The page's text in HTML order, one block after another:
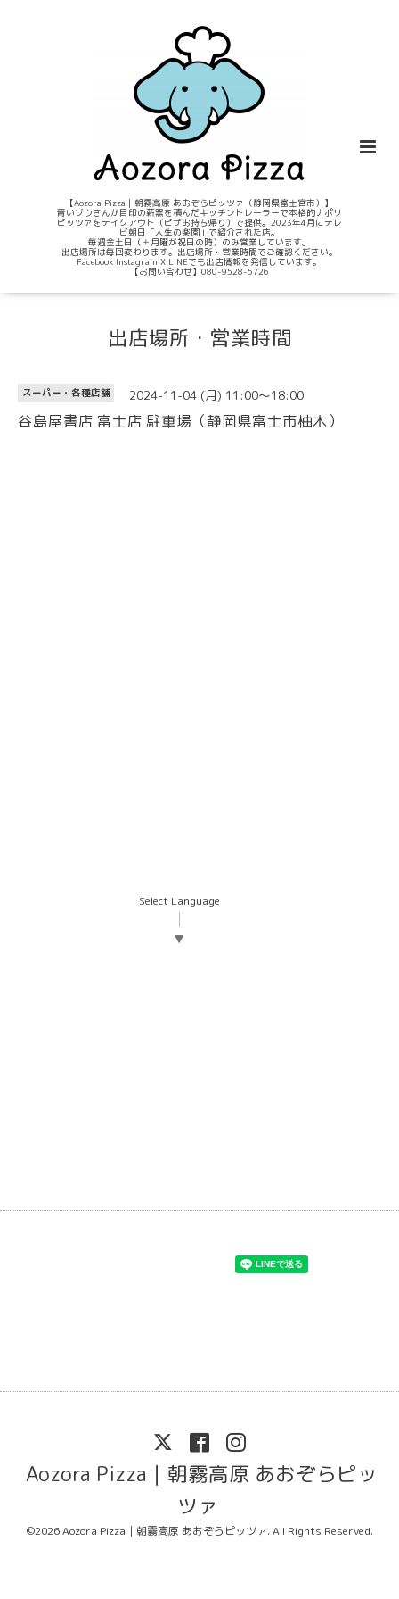
【Aozora Pizza｜朝霧高原 あおぞらピッツァ（静岡県富士宮市）】
青いゾウさんが目印の薪窯を積んだキッチントレーラーで本格的ナポリ
ピッツァをテイクアウト（ピザお持ち帰り）で提供。2023年4月にテレ
ビ朝日「人生の楽園」で紹介された店。
毎週金土日（＋月曜が祝日の時）のみ営業しています。
出店場所は毎回変わります。出店場所・営業時間でご確認ください。
Facebook Instagram X LINEでも出店情報を発信しています。
【お問い合わせ】080-9528-5726
出店場所・営業時間
スーパー・各種店舗 2024-11-04 (月) 11:00～18:00
谷島屋書店 富士店 駐車場（静岡県富士市柚木）
Select Language
▼
Aozora Pizza｜朝霧高原 あおぞらピッ
ツァ
©2026Aozora Pizza｜朝霧高原 あおぞらピッツァ. All Rights Reserved.